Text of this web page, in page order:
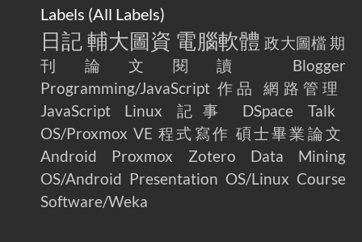
Labels (All Labels)
日記 輔大圖資 電腦軟體 政大圖檔 期
刊論文閱讀
Blogger
Programming/JavaScript 作品
網路管理
JavaScript
Linux 記事 DSpace
Talk
OS/Proxmox VE 程式寫作 碩士畢業論文
Android
Proxmox Zotero
Data Mining
OS/Android Presentation OS/Linux Course
Software/Weka